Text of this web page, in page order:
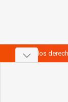
Todos los